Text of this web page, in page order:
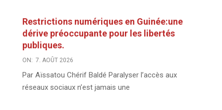
Restrictions numériques en Guinée:une
dérive préoccupante pour les libertés
publiques.
ON: 7. AOÛT 2026
Par Aïssatou Chérif Baldé Paralyser l’accès aux
réseaux sociaux n’est jamais une